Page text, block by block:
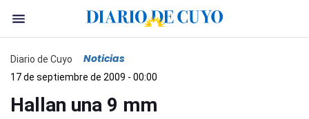
Diario de Cuyo Noticias
17 de septiembre de 2009 - 00:00
Hallan una 9 mm